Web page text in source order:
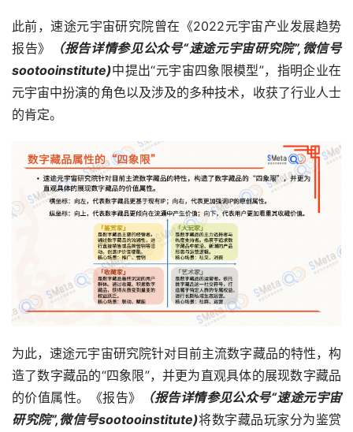
此前，速途元宇宙研究院曾在《2022元宇宙产业发展趋势
报告》
（报告详情参见公众号“速途元宇宙研究院”,微信号
sootooinstitute)中提出“元宇宙四象限模型”，指明企业在
元宇宙中扮演的角色以及涉及的多种技术，收获了行业人士
的肯定。
为此，速途元宇宙研究院针对目前主流数字藏品的特性，构
造了数字藏品的“四象限”，并更为直观具体的展现数字藏品
的价值属性。《报告》
（报告详情参见公众号“速途元宇宙
研究院”,微信号sootooinstitute)将数字藏品玩家分为鉴赏